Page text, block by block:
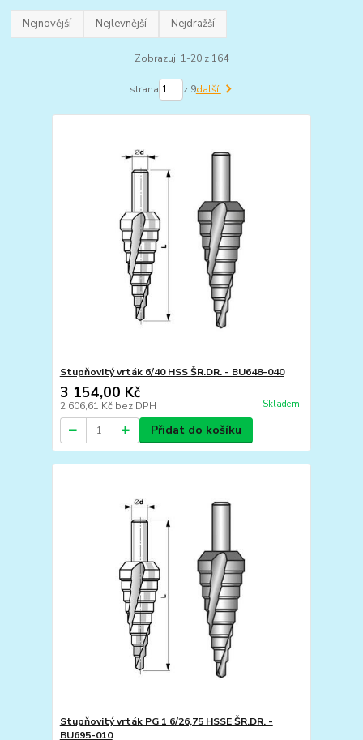
Nejnovější Nejlevnější Nejdražší
Zobrazuji 1-20 z 164
strana z 9další
Stupňovitý vrták 6/40 HSS ŠR.DR. - BU648-040
3 154,00 Kč
2 606,61 Kč bez DPH Skladem
Přidat do košíku
Stupňovitý vrták PG 1 6/26,75 HSSE ŠR.DR. -
BU695-010